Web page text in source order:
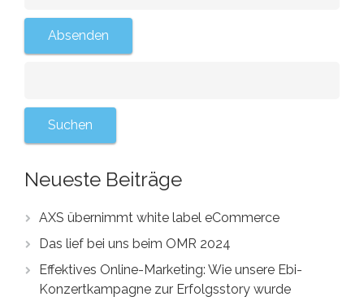
Neueste Beiträge
AXS übernimmt white label eCommerce
Das lief bei uns beim OMR 2024
Effektives Online-Marketing: Wie unsere Ebi-
Konzertkampagne zur Erfolgsstory wurde